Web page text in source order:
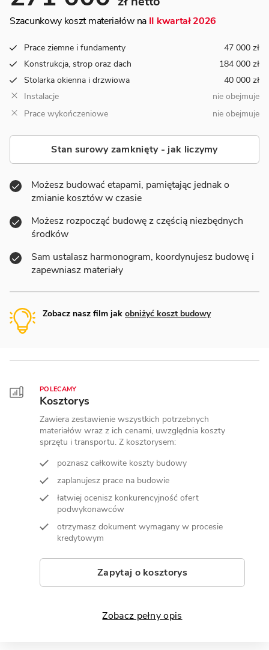
Szacunkowy koszt materiałów na II kwartał 2026
Prace ziemne i fundamenty
47 000 zł
Konstrukcja, strop oraz dach
184 000 zł
Stolarka okienna i drzwiowa
40 000 zł
Instalacje
nie obejmuje
Prace wykończeniowe
nie obejmuje
Stan surowy zamknięty - jak liczymy
Możesz budować etapami, pamiętając jednak o
zmianie kosztów w czasie
Możesz rozpocząć budowę z częścią niezbędnych
środków
Sam ustalasz harmonogram, koordynujesz budowę i
zapewniasz materiały
Zobacz nasz film jak obniżyć koszt budowy
POLECAMY
Kosztorys
Zawiera zestawienie wszystkich potrzebnych
materiałów wraz z ich cenami, uwzględnia koszty
sprzętu i transportu. Z kosztorysem:
poznasz całkowite koszty budowy
zaplanujesz prace na budowie
łatwiej ocenisz konkurencyjność ofert
podwykonawców
otrzymasz dokument wymagany w procesie
kredytowym
Zapytaj o kosztorys
Zobacz pełny opis